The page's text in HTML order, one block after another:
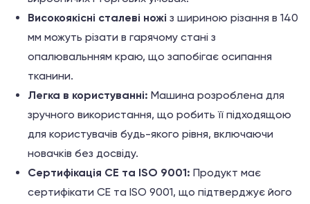
Високоякісні сталеві ножі з шириною різання в 140
мм можуть різати в гарячому стані з
опалювальнням краю, що запобігає осипання
тканини.
Легка в користуванні: Машина розроблена для
зручного використання, що робить її підходящою
для користувачів будь-якого рівня, включаючи
новачків без досвіду.
Сертифікація CE та ISO 9001: Продукт має
сертифікати CE та ISO 9001, що підтверджує його